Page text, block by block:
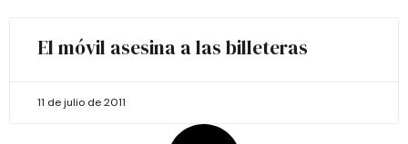
El móvil asesina a las billeteras
11 de julio de 2011